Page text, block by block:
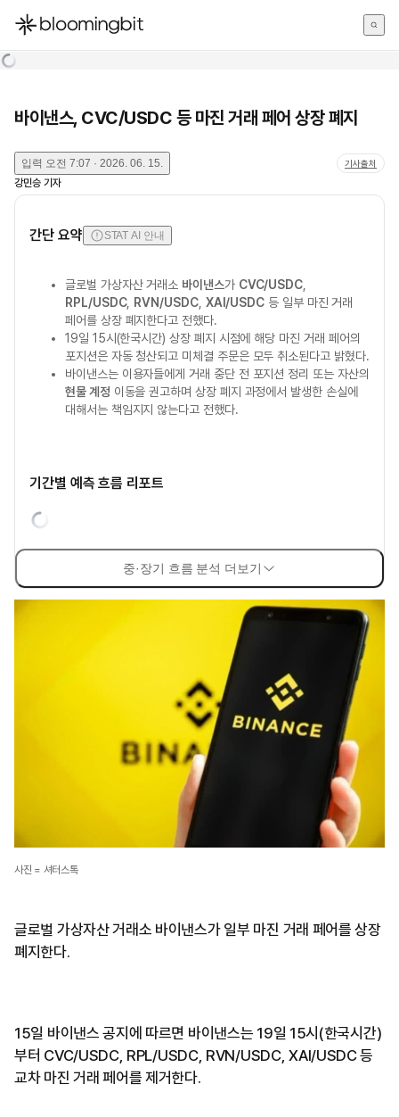
한국어
바이낸스, CVC/USDC 등 마진 거래 페어 상장 폐지
입력 오전 7:07 · 2026. 06. 15. 기사출처
강민승 기자
간단 요약 STAT AI 안내
글로벌 가상자산 거래소 바이낸스가 CVC/USDC
RPL/USDC, RVN/USDC, XAI/USDC 등 일부 마진 거래
페어를 상장 폐지한다고 전했다.
19일 15시(한국시간) 상장 폐지 시점에 해당 마진 거래 페어의
포지션은 자동 청산되고 미체결 주문은 모두 취소된다고 밝혔다.
바이낸스는 이용자들에게 거래 중단 전 포지션 정리 또는 자산의
현물 계정 이동을 권고하며 상장 폐지 과정에서 발생한 손실에
대해서는 책임지지 않는다고 전했다.
기간별 예측 흐름 리포트
중·장기 흐름 분석 더보기
사진 = 셔터스톡
글로벌 가상자산 거래소 바이낸스가 일부 마진 거래 페어를 상장
폐지한다.
15일 바이낸스 공지에 따르면 바이낸스는 19일 15시(한국시간)
부터 CVC/USDC, RPL/USDC, RVN/USDC, XAI/USDC 등
교차 마진 거래 페어를 제거한다.